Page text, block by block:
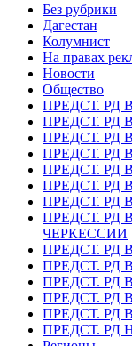
Без рубрики
Дагестан
Колумнист
На правах
Новости
Общество
ПРЕДСТ. РД
ПРЕДСТ. РД
ПРЕДСТ. РД
ПРЕДСТ. РД
ПРЕДСТ. РД
ПРЕДСТ. РД
ПРЕДСТ. РД
ПРЕДСТ. РД
ЧЕРКЕССИИ
ПРЕДСТ. РД
ПРЕДСТ. РД
ПРЕДСТ. РД
ПРЕДСТ. РД
ПРЕДСТ. РД
ПРЕДСТ. РД